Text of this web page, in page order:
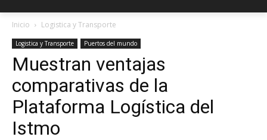
Inicio Logistica y Transporte
Logistica y Transporte Puertos del mundo
Muestran ventajas
comparativas de la
Plataforma Logística del
Istmo